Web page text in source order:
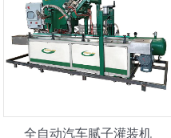
全自动汽车腻子灌装机